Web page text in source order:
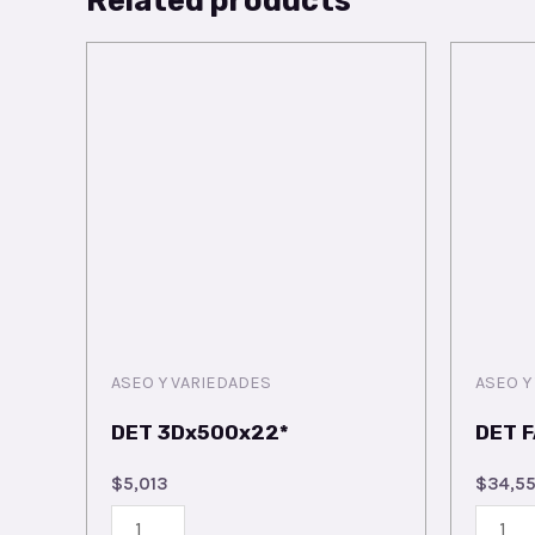
ASEO Y VARIEDADES
DET 3Dx500x22*
$5,013
DET
ASEO
DET
$
DET